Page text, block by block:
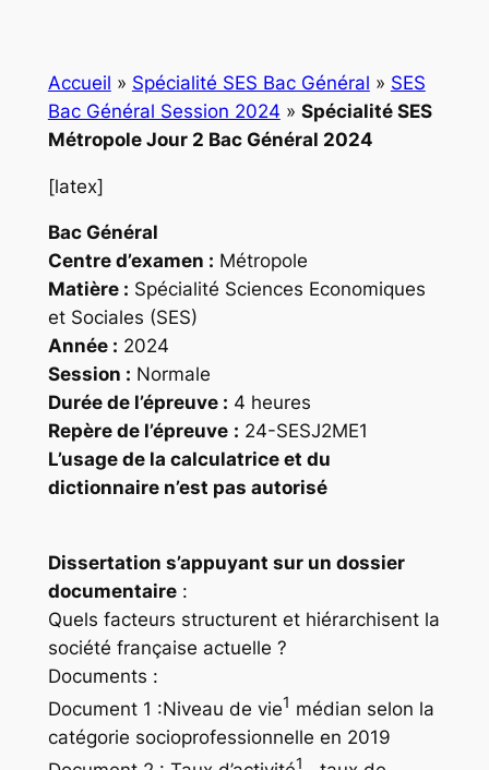
Accueil » Spécialité SES Bac Général » SES
Bac Général Session 2024 » Spécialité SES
Métropole Jour 2 Bac Général 2024
[latex]
Bac Général
Centre d’examen : Métropole
Matière : Spécialité Sciences Economiques
et Sociales (SES)
Année : 2024
Session : Normale
Durée de l’épreuve : 4 heures
Repère de l’épreuve : 24-SESJ2ME1
L’usage de la calculatrice et du
dictionnaire n’est pas autorisé
Dissertation s’appuyant sur un dossier
documentaire:
Quels facteurs structurent et hiérarchisent la
société française actuelle ?
Documents :
Document 1 :Niveau de vie1 médian selon la
catégorie socioprofessionnelle en 2019
1